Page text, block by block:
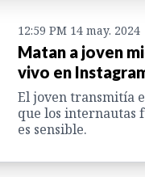
12:59 PM 14 may. 2024
Matan a joven
vivo en
El joven transmitía
que los internautas
es sensible.